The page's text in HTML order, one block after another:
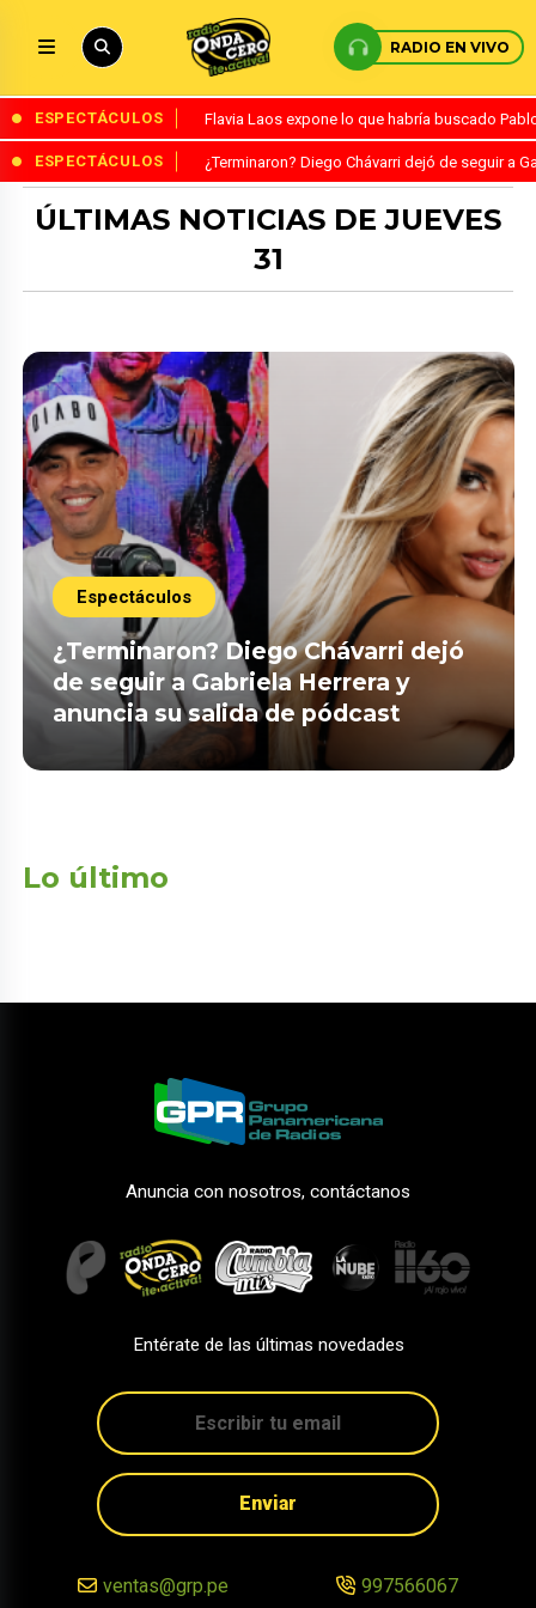
RADIO EN VIVO
ESPECTÁCULOS Flavia Laos expone lo que habría buscado
ESPECTÁCULOS ¿Terminaron? Diego Chávarri dejó de seguir a
ÚLTIMAS NOTICIAS DE JUEVES
31
Espectáculos
¿Terminaron? Diego Chávarri dejó
de seguir a Gabriela Herrera y
anuncia su salida de pódcast
Lo último
Anuncia con nosotros, contáctanos
Entérate de las últimas novedades
Enviar
ventas@grp.pe 997566067